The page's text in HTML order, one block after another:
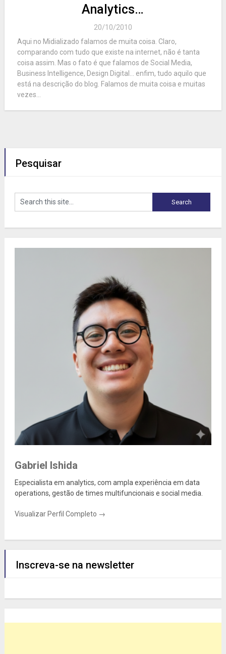
Analytics…
20/10/2010
Aqui no Midializado falamos de muita coisa. Claro,
comparando com tudo que existe na internet, não é tanta
coisa assim. Mas o fato é que falamos de Social Media,
Business Intelligence, Design Digital… enfim, tudo aquilo que
está na descrição do blog. Falamos de muita coisa e muitas
vezes...
Pesquisar
Gabriel Ishida
Especialista em analytics, com ampla experiência em data
operations, gestão de times multifuncionais e social media.
Visualizar Perfil Completo →
Inscreva-se na newsletter